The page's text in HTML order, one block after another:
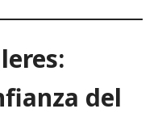
del